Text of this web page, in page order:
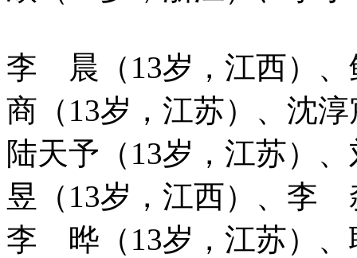
李 晨（13岁，江西）、
商（13岁，江苏）、沈
陆天予（13岁，江苏）
昱（13岁，江西）、李
李 晔（13岁，江苏）